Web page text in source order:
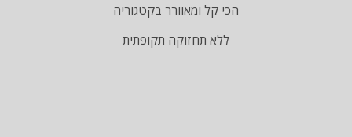
הכי קל ומאוורר בקטגוריה
ללא תחזוקה תקופתית